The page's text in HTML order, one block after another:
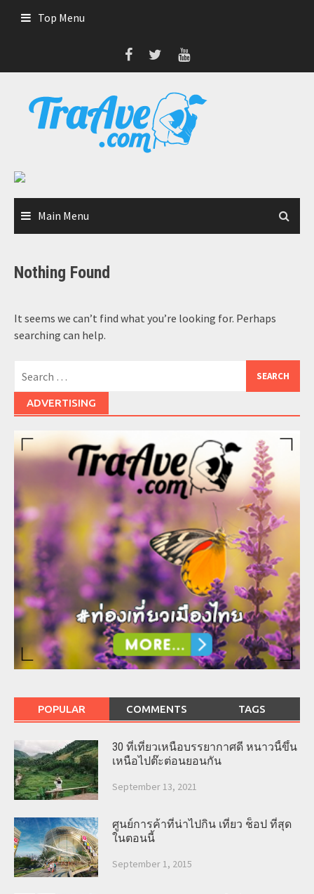
Top Menu
Main Menu
Nothing Found
It seems we can’t find what you’re looking for. Perhaps
searching can help.
ADVERTISING
POPULAR COMMENTS TAGS
30 ที่เที่ยวเหนือบรรยากาศดี หนาวนี้ขึ้น
เหนือไปต๊ะต่อนยอนกัน
September 13, 2021
ศูนย์การค้าที่น่าไปกิน เที่ยว ช็อป ที่สุด
ในตอนนี้
September 1, 2015